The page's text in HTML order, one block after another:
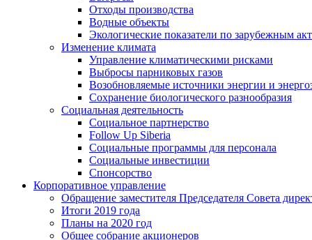
Отходы производства
Водные объекты
Экологические показатели по зарубежным
Изменение климата
Управление климатическими рисками
Выбросы парниковых газов
Возобновляемые источники энергии и
Сохранение биологического разнообразия
Социальная деятельность
Социальное партнерство
Follow Up Siberia
Социальные программы для персонала
Социальные инвестиции
Спонсорство
Корпоративное управление
Обращение заместителя Председателя Совета
Итоги 2019 года
Планы на 2020 год
Общее собрание акционеров